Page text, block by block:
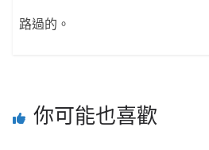
路過的。
你可能也喜歡